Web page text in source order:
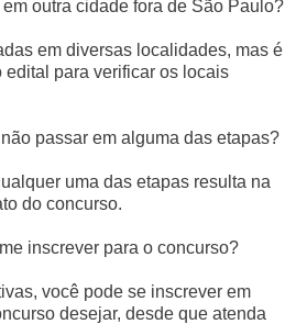
outra cidade fora de São Paulo?
em diversas localidades, mas é
edital para verificar os locais
passar em alguma das etapas?
uma das etapas resulta na
do concurso.
inscrever para o concurso?
você pode se inscrever em
desejar, desde que atenda